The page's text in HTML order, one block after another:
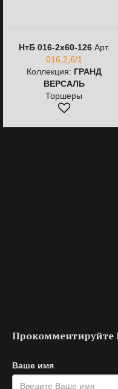
НтБ 016-2х60-126Арт.
016,2,6/1
Коллекция: ГРАНД
ВЕРСАЛЬ
Торшеры
Прокомментируйте
Ваше имя